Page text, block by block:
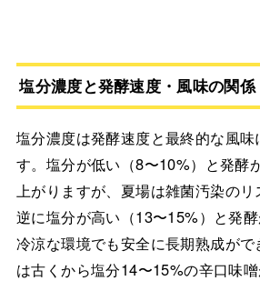
塩分濃度と発酵速度・風味の関係
塩分濃度は発酵速度と最終的な風味
す。塩分が低い（8〜10%）と発酵
上がりますが、夏場は雑菌汚染のリ
逆に塩分が高い（13〜15%）と発酵
冷涼な環境でも安全に長期熟成が
は古くから塩分14〜15%の辛口味